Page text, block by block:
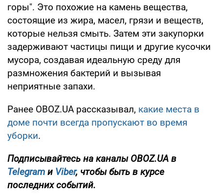
горы". Это похожие на камень вещества,
состоящие из жира, масел, грязи и веществ,
которые нельзя смыть. Затем эти закупорки
задерживают частицы пищи и другие кусочки
мусора, создавая идеальную среду для
размножения бактерий и вызывая
неприятные запахи.
Ранее OBOZ.UA рассказывал, какие места в
доме почти всегда пропускают во время
уборки.
Подписывайтесь на каналы OBOZ.UA в
Telegram и Viber, чтобы быть в курсе
последних событий.